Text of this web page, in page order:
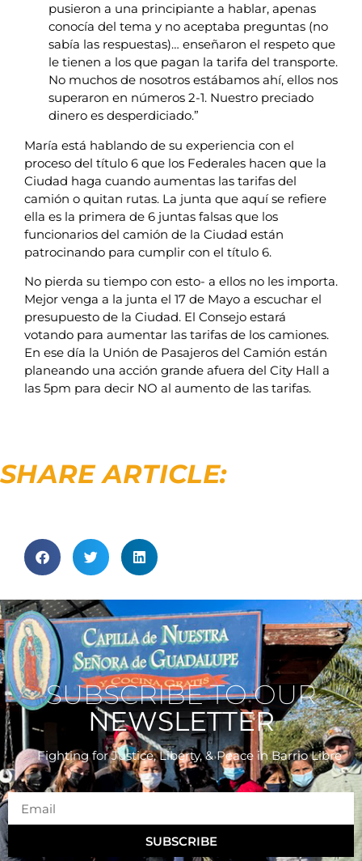
pusieron a una principiante a hablar, apenas
conocía del tema y no aceptaba preguntas (no
sabía las respuestas)… enseñaron el respeto que
le tienen a los que pagan la tarifa del transporte.
No muchos de nosotros estábamos ahí, ellos nos
superaron en números 2-1. Nuestro preciado
dinero es desperdiciado.”
María está hablando de su experiencia con el
proceso del título 6 que los Federales hacen que la
Ciudad haga cuando aumentas las tarifas del
camión o quitan rutas. La junta que aquí se refiere
ella es la primera de 6 juntas falsas que los
funcionarios del camión de la Ciudad están
patrocinando para cumplir con el título 6.
No pierda su tiempo con esto- a ellos no les importa.
Mejor venga a la junta el 17 de Mayo a escuchar el
presupuesto de la Ciudad. El Consejo estará
votando para aumentar las tarifas de los camiones.
En ese día la Unión de Pasajeros del Camión están
planeando una acción grande afuera del City Hall a
las 5pm para decir NO al aumento de las tarifas.
SHARE ARTICLE:
SUBSCRIBE TO OUR
NEWSLETTER
Fighting for Justice, Liberty, & Peace in Barrio Libre
SUBSCRIBE